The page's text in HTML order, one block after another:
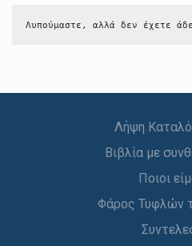
Λυπούμαστε, αλλά δεν έχετε
Λήψη
Βιβλία με
Ποιοι
Φάρος Τυφλών